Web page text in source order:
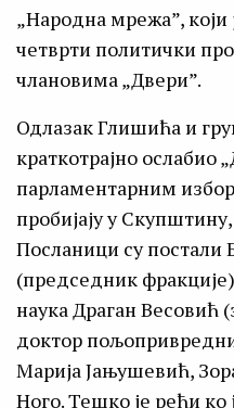
„Народна мрежа”, који
четврти политички
члановима „Двери”.
Одлазак Глишића и
краткотрајно ослабио
парламентарним
пробијају у
Посланици су
(председник
наука Драган Весовић
доктор
Марија Јањушевић,
Ного. Тешко је рећи ко